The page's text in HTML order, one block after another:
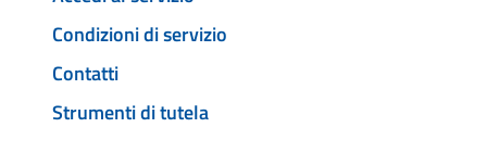
Condizioni di servizio
Contatti
Strumenti di tutela